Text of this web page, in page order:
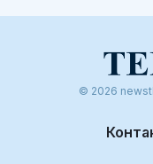
© 2026